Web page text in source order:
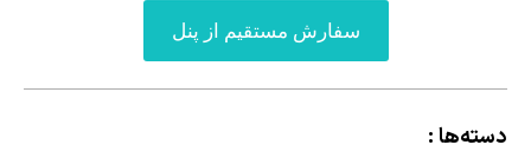
سفارش مستقیم از پنل
دسته‌ها :